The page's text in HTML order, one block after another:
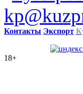
Контакты Экспорт
18+